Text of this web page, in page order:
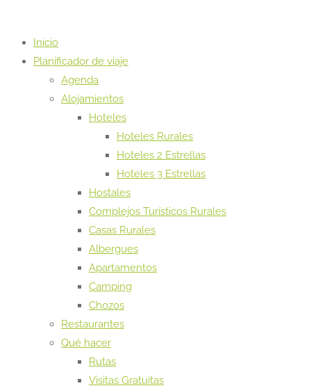
Inicio
Planificador de viaje
Agenda
Alojamientos
Hoteles
Hoteles Rurales
Hoteles 2 Estrellas
Hoteles 3 Estrellas
Hostales
Complejos Turísticos Rurales
Casas Rurales
Albergues
Apartamentos
Camping
Chozos
Restaurantes
Qué hacer
Rutas
Visitas Gratuitas